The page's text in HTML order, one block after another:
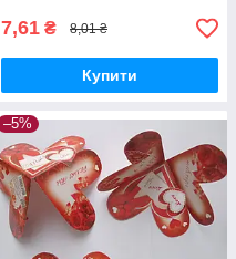
7,61 ₴ 8,01 ₴
Купити
–5%